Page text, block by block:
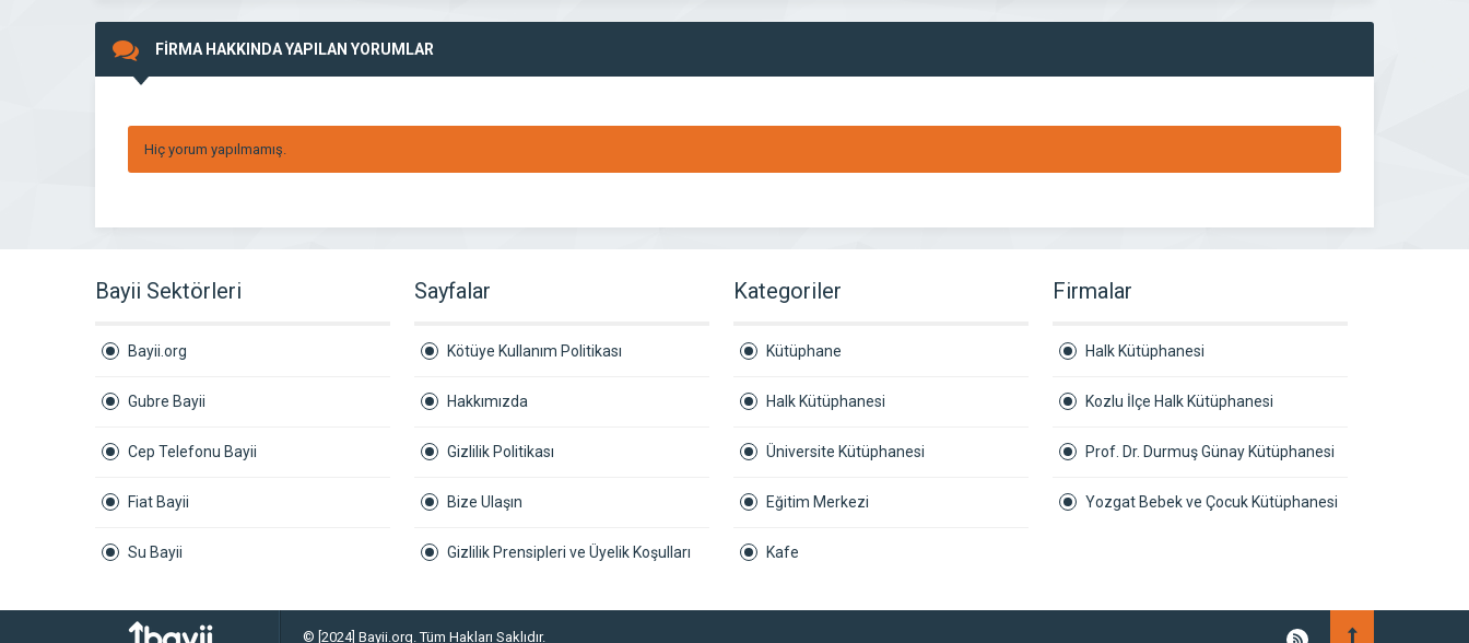
FİRMA HAKKINDA YAPILAN YORUMLAR
Hiç yorum yapılmamış.
Bayii Sektörleri
Bayii.org
Gubre Bayii
Cep Telefonu Bayii
Fiat Bayii
Su Bayii
Sayfalar
Kötüye Kullanım Politikası
Hakkımızda
Gizlilik Politikası
Bize Ulaşın
Gizlilik Prensipleri ve Üyelik Koşulları
Kategoriler
Kütüphane
Halk Kütüphanesi
Üniversite Kütüphanesi
Eğitim Merkezi
Kafe
Firmalar
Halk Kütüphanesi
Kozlu İlçe Halk Kütüphanesi
Prof. Dr. Durmuş Günay Kütüphanesi
Yozgat Bebek ve Çocuk Kütüphanesi
© [2024] Bayii.org. Tüm Hakları Saklıdır.